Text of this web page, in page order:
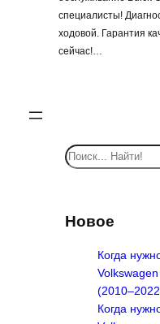
специалисты!
ходовой. Гарантия
сейчас!…
S
e
c
Новое
Когда
Когда